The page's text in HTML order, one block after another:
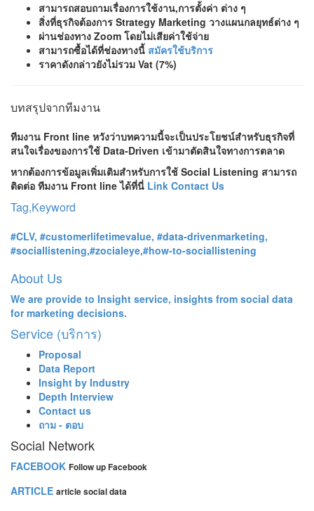
สามารถสอบถามเรื่องการใช้งาน,การตั้งค่า ต่าง ๆ
สิ่งที่ธุรกิจต้องการ Strategy Marketing วางแผนกลยุทธ์ต่าง ๆ
ผ่านช่องทาง Zoom โดยไม่เสียค่าใช้จ่าย
สามารถซื้อได้ที่ช่องทางนี้ สมัครใช้บริการ
ราคาดังกล่าวยังไม่รวม Vat (7%)
บทสรุปจากทีมงาน
ทีมงาน Front line หวังว่าบทความนี้จะเป็นประโยชน์สำหรับธุรกิจที่
สนใจเรื่องของการใช้ Data-Driven เข้ามาตัดสินใจทางการตลาด
หากต้องการข้อมูลเพิ่มเติมสำหรับการใช้ Social Listening สามารถ
ติดต่อ ทีมงาน Front line ได้ที่นี่ Link Contact Us
Tag,Keyword
#CLV, #customerlifetimevalue, #data-drivenmarketing,
#sociallistening,#zocialeye,#how-to-sociallistening
About Us
We are provide to Insight service, insights from social data
for marketing decisions.
Service (บริการ)
Proposal
Data Report
Insight by Industry
Depth Interview
Contact us
ถาม - ตอบ
Social Network
FACEBOOK Follow up Facebook
ARTICLE article social data